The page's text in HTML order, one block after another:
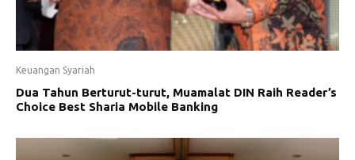
Keuangan Syariah
Dua Tahun Berturut-turut, Muamalat DIN Raih Reader’s
Choice Best Sharia Mobile Banking